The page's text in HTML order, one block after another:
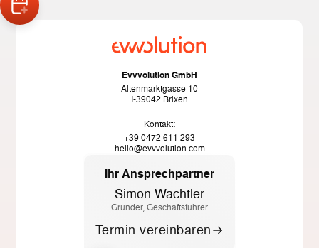
Evvvolution GmbH
Altenmarktgasse 10
I-39042 Brixen
Kontakt:
+39 0472 611 293
hello@evvvolution.com
Ihr Ansprechpartner
Simon Wachtler
Gründer, Geschäftsführer
Termin vereinbaren